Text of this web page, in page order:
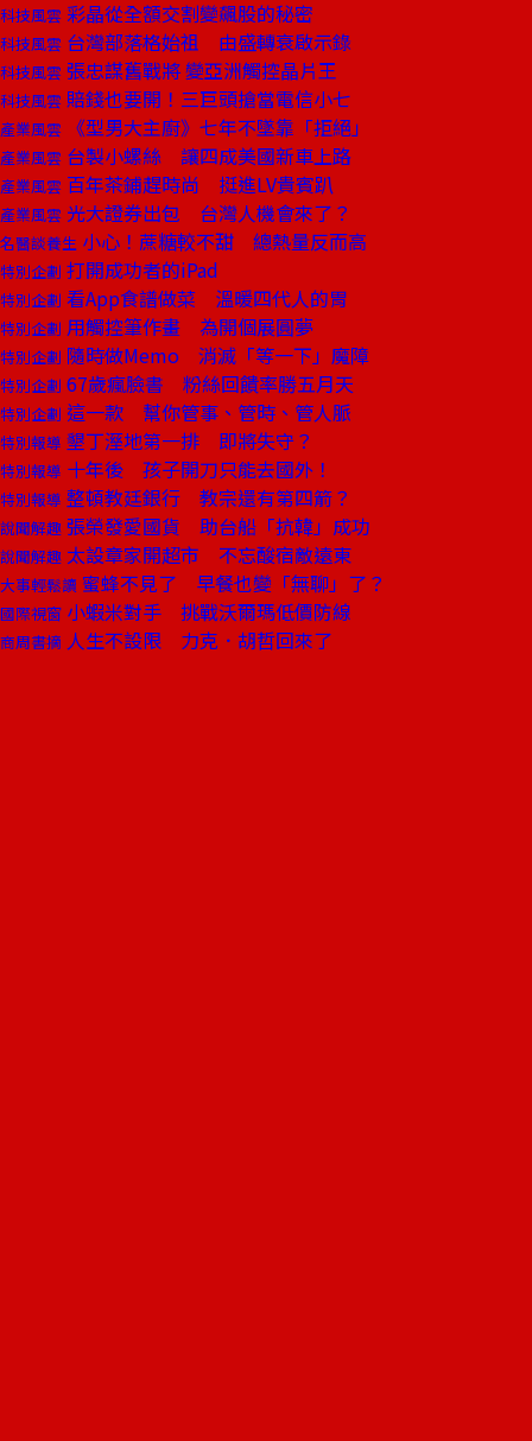
科技風雲 彩晶從全額交割變飆股的秘密
科技風雲 台灣部落格始祖 由盛轉衰啟示錄
科技風雲 張忠謀舊戰將 變亞洲觸控晶片王
科技風雲 賠錢也要開！三巨頭搶當電信小七
產業風雲 《型男大主廚》七年不墜靠「拒絕」
產業風雲 台製小螺絲 讓四成美國新車上路
產業風雲 百年茶鋪趕時尚 挺進LV貴賓趴
產業風雲 光大證券出包 台灣人機會來了？
名醫談養生 小心！蔗糖較不甜 總熱量反而高
特別企劃 打開成功者的iPad
特別企劃 看App食譜做菜 溫暖四代人的胃
特別企劃 用觸控筆作畫 為開個展圓夢
特別企劃 隨時做Memo 消滅「等一下」魔障
特別企劃 67歲瘋臉書 粉絲回饋率勝五月天
特別企劃 這一款 幫你管事、管時、管人脈
特別報導 墾丁溼地第一排 即將失守？
特別報導 十年後 孩子開刀只能去國外！
特別報導 整頓教廷銀行 教宗還有第四箭？
說聞解趣 張榮發愛國貨 助台船「抗韓」成功
說聞解趣 太設章家開超市 不忘酸宿敵遠東
大事輕鬆讀 蜜蜂不見了 早餐也變「無聊」了？
國際視窗 小蝦米對手 挑戰沃爾瑪低價防線
商周書摘 人生不設限 力克．胡哲回來了